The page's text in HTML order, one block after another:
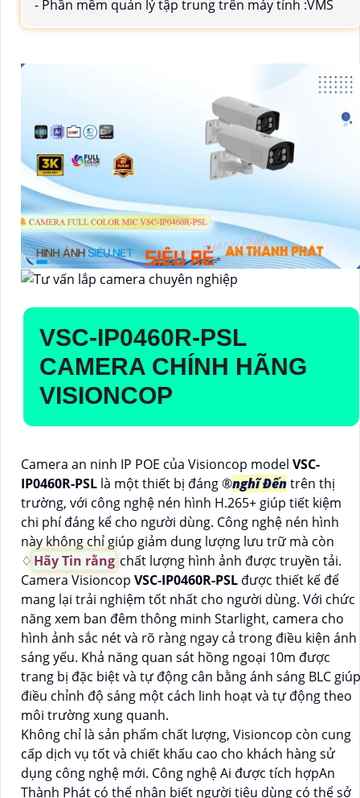
- Phần mềm quản lý tập trung trên máy tính :VMS
VSC-IP0460R-PSL
CAMERA CHÍNH HÃNG
VISIONCOP
Camera an ninh IP POE của Visioncop model VSC-
IP0460R-PSL là một thiết bị đáng ®️nghĩ Đếntrên thị
trường, với công nghệ nén hình H.265+ giúp tiết kiệm
chi phí đáng kể cho người dùng. Công nghệ nén hình
này không chỉ giúp giảm dung lượng lưu trữ mà còn
♢ Hãy Tin rằng chất lượng hình ảnh được truyền tải.
Camera Visioncop VSC-IP0460R-PSL được thiết kế để
mang lại trải nghiệm tốt nhất cho người dùng. Với chức
năng xem ban đêm thông minh Starlight, camera cho
hình ảnh sắc nét và rõ ràng ngay cả trong điều kiện ánh
sáng yếu. Khả năng quan sát hồng ngoại 10m được
trang bị đặc biệt và tự động cân bằng ánh sáng BLC giúp
điều chỉnh độ sáng một cách linh hoạt và tự động theo
môi trường xung quanh.
Không chỉ là sản phẩm chất lượng, Visioncop còn cung
cấp dịch vụ tốt và chiết khấu cao cho khách hàng sử
dụng công nghệ mới. Công nghệ Ai được tích hợpAn
Thành Phát có thể nhận biết người tiêu dùng có thể sở